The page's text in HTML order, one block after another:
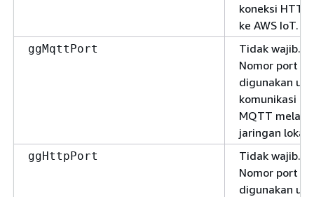
koneksi
ke AWS IoT.
ggMqttPort
Tidak wajib.
Nomor port
digunakan
komunikasi
MQTT melalui
jaringan lokal.
ggHttpPort
Tidak wajib.
Nomor port
digunakan